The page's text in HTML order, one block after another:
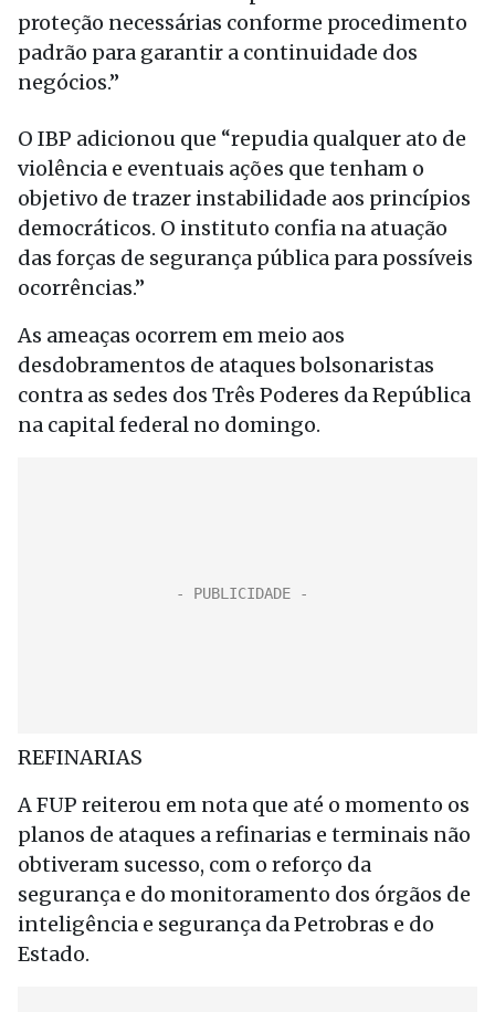
proteção necessárias conforme procedimento
padrão para garantir a continuidade dos
negócios.”
O IBP adicionou que “repudia qualquer ato de
violência e eventuais ações que tenham o
objetivo de trazer instabilidade aos princípios
democráticos. O instituto confia na atuação
das forças de segurança pública para possíveis
ocorrências.”
As ameaças ocorrem em meio aos
desdobramentos de ataques bolsonaristas
contra as sedes dos Três Poderes da República
na capital federal no domingo.
REFINARIAS
A FUP reiterou em nota que até o momento os
planos de ataques a refinarias e terminais não
obtiveram sucesso, com o reforço da
segurança e do monitoramento dos órgãos de
inteligência e segurança da Petrobras e do
Estado.